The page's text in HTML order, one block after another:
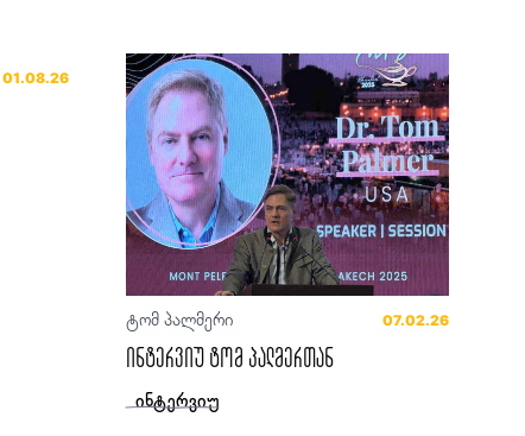
01.08.26
ტომ პალმერი 07.02.26
ინტერვიუ ტომ პალმერთან
ინტერვიუ